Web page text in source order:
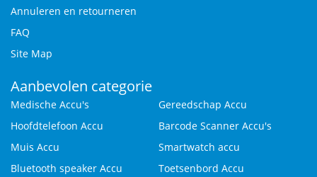
Annuleren en retourneren
FAQ
Site Map
Aanbevolen categorie
Medische Accu's
Gereedschap Accu
Hoofdtelefoon Accu
Barcode Scanner Accu's
Muis Accu
Smartwatch accu
Bluetooth speaker Accu
Toetsenbord Accu